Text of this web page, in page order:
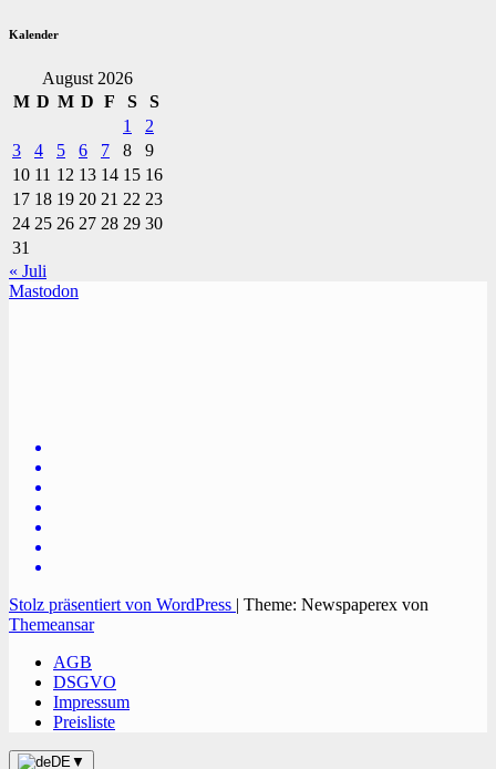
Kalender
August 2026
M D M D F S
S
1
2
3
4 5 6 7 8
9
10 11 12 13 14 15 16
17 18 19 20 21 22 23
24 25 26 27 28 29 30
31
« Juli
Mastodon
Stolz präsentiert von WordPress | Theme: Newspaperex von
Themeansar
AGB
DSGVO
Impressum
Preisliste
DE▼